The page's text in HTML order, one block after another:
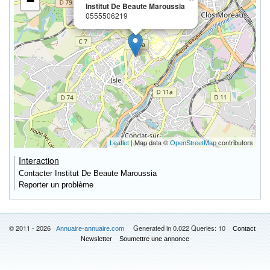
Institut De Beaute Maroussia
0555506219
Leaflet | Map data ©OpenStreetMap contributors
Interaction
Contacter Institut De Beaute Maroussia
Reporter un problème
© 2011 - 2026 Annuaire-annuaire.com Generated in 0.022 Queries: 10
Contact
Newsletter
Soumettre une annonce